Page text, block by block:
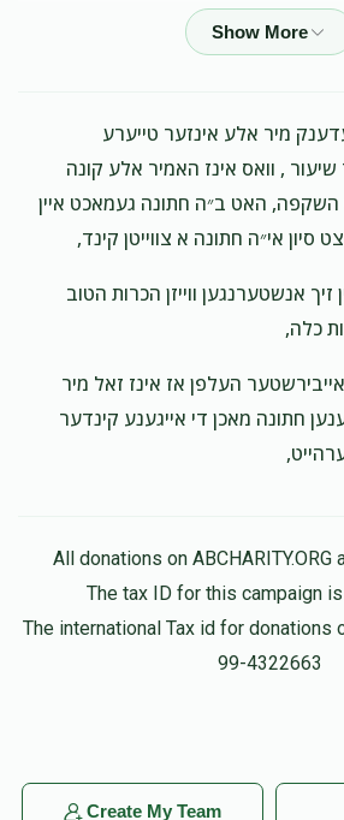
Phone DonationShmiel Shaya
Phone Donation ישעי׳ שפיטצער
6 months ago
Phone Donationשמואל ישעי׳ שפיטצער
6 months ago
מיר אלע אינזער טייערע
, וואס אינז האמיר אלע קונה
השקפה, האט ב״ה חתונה געמאכט איין
סיון אי״ה חתונה א צווייטן קינד,
אנשטערנגען ווייזן הכרות הטוב
כלה,
העלפן אז אינז זאל מיר
חתונה מאכן די אייגענע קינדער
All donations on
The tax ID for this campaign
The international Tax id for donations
99-4322663
Create My Team